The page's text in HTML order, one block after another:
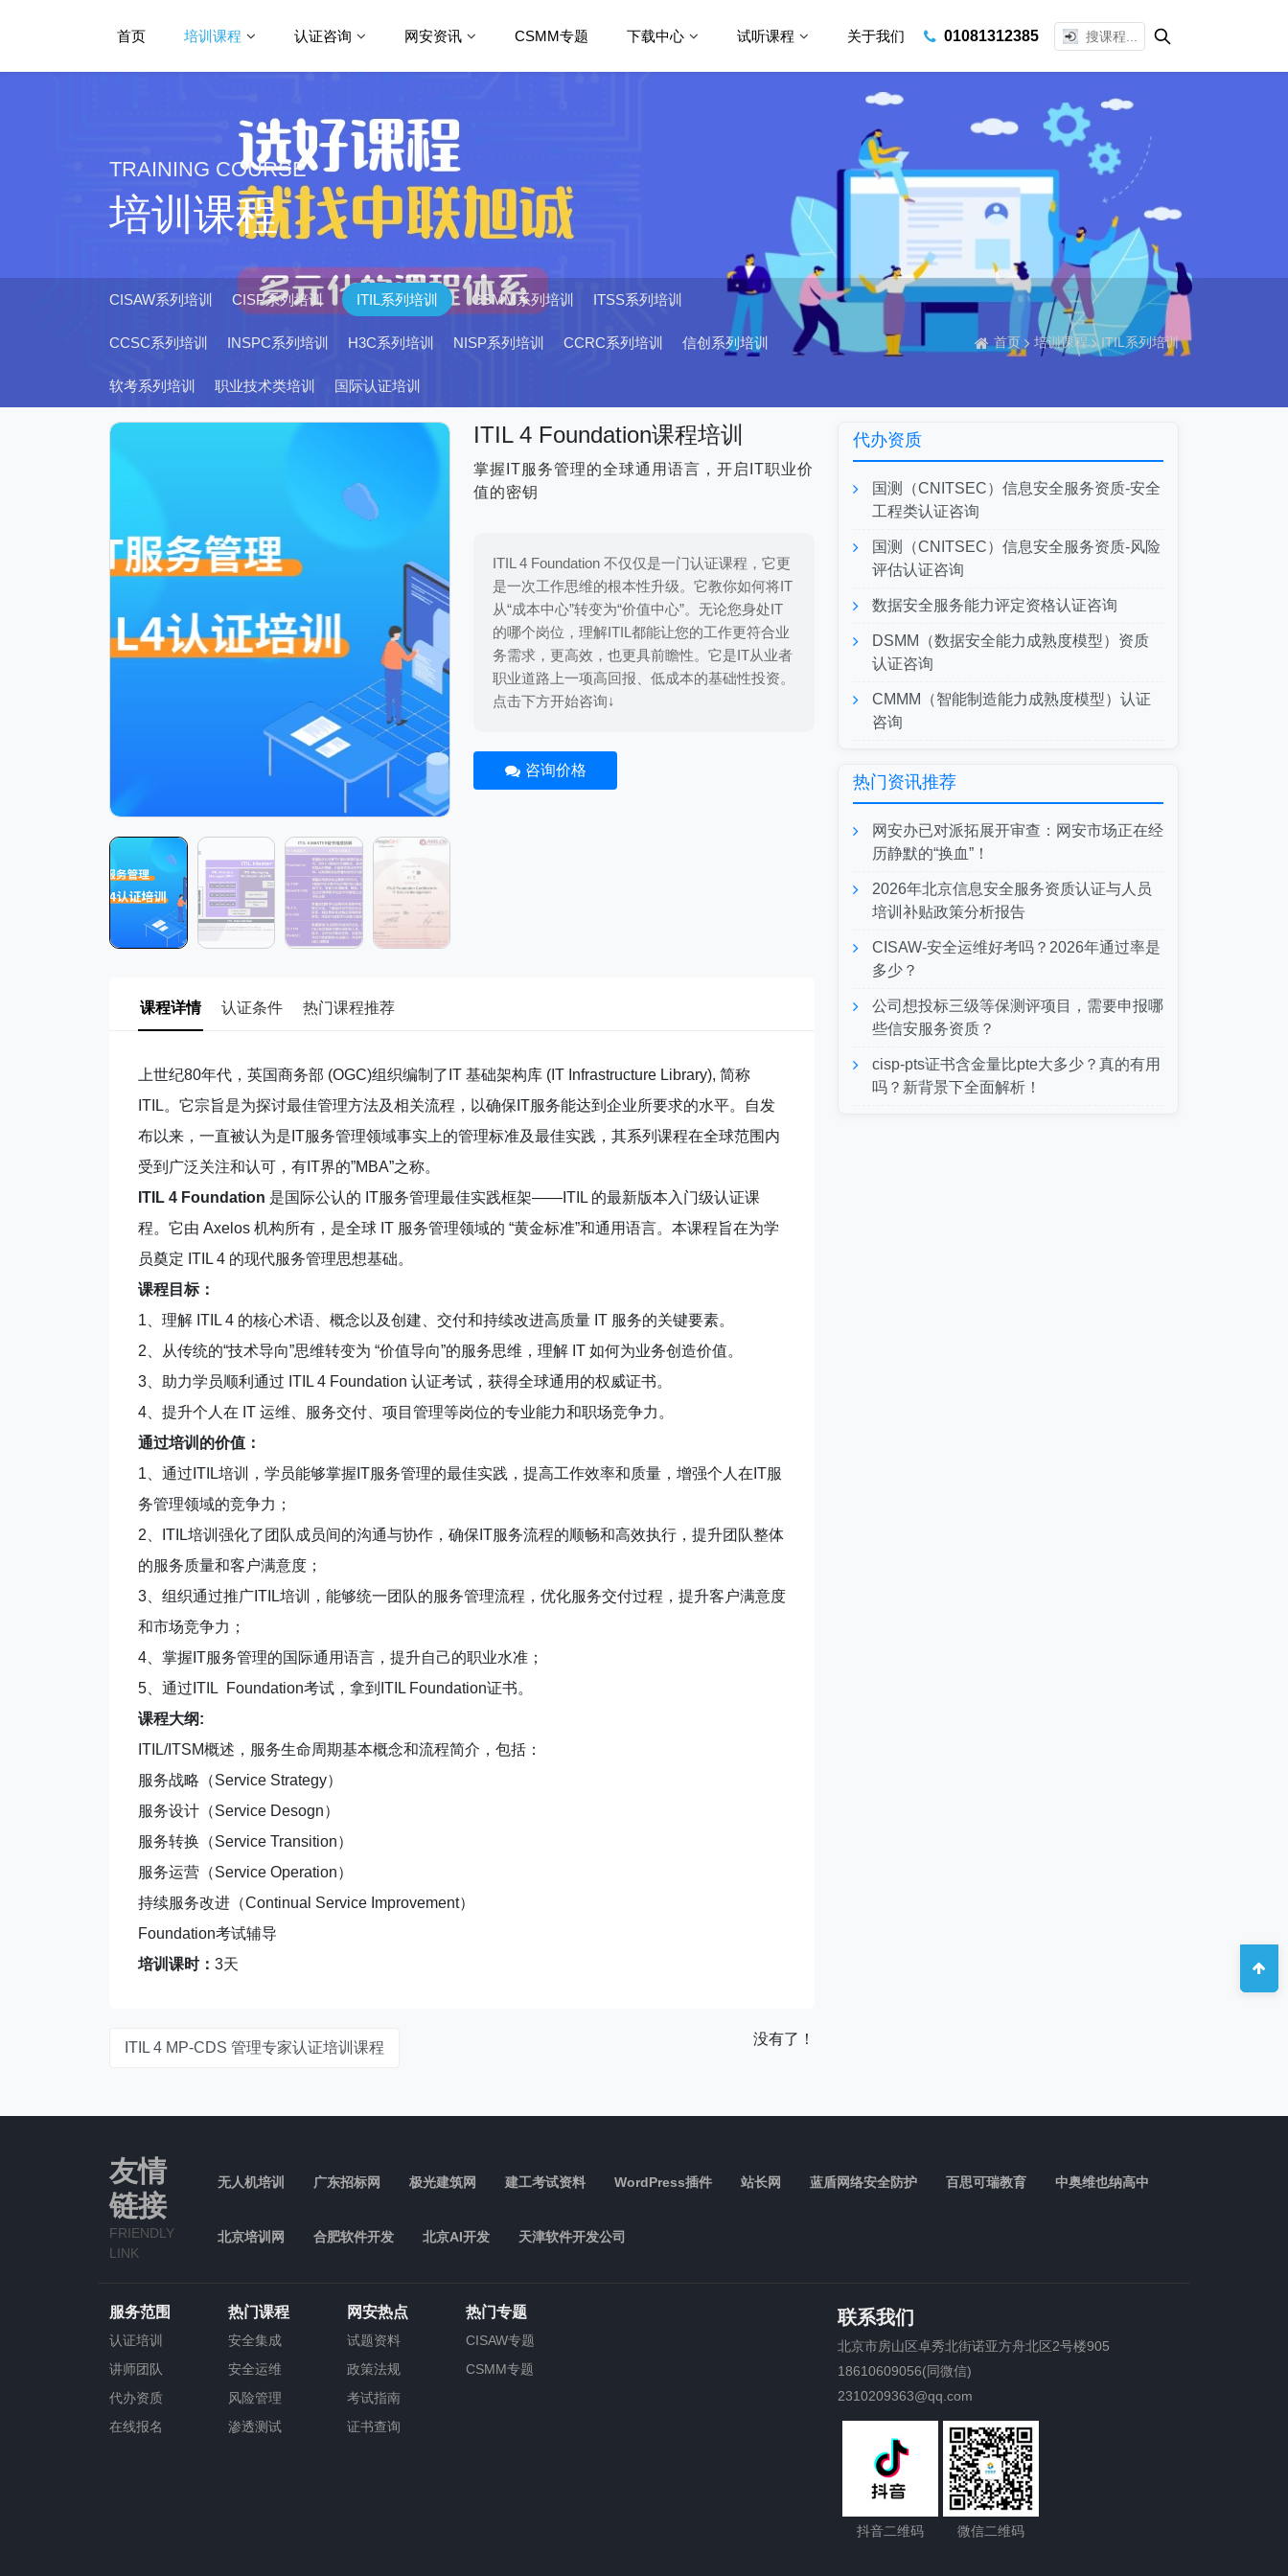
首页 培训课程 认证咨询 网安资讯 CSMM专题 下载中心 试听课程 关于我们 01081312385
TRAINING COURSE
培训课程
CISAW系列培训 CISP系列培训 ITIL系列培训 CSMM系列培训 ITSS系列培训
CCSC系列培训 INSPC系列培训 H3C系列培训 NISP系列培训 CCRC系列培训 信创系列培训
软考系列培训 职业技术类培训 国际认证培训
首页 培训课程 ITIL系列培训
ITIL 4 Foundation课程培训
掌握IT服务管理的全球通用语言，开启IT职业价
值的密钥
ITIL 4 Foundation 不仅仅是一门认证课程，它更
是一次工作思维的根本性升级。它教你如何将IT
从“成本中心”转变为“价值中心”。无论您身处IT
的哪个岗位，理解ITIL都能让您的工作更符合业
务需求，更高效，也更具前瞻性。它是IT从业者
职业道路上一项高回报、低成本的基础性投资。
点击下方开始咨询↓
咨询价格
课程详情 认证条件 热门课程推荐
上世纪80年代，英国商务部 (OGC)组织编制了IT 基础架构库 (IT Infrastructure Library), 简称
ITIL。它宗旨是为探讨最佳管理方法及相关流程，以确保IT服务能达到企业所要求的水平。自发
布以来，一直被认为是IT服务管理领域事实上的管理标准及最佳实践，其系列课程在全球范围内
受到广泛关注和认可，有IT界的”MBA”之称。
ITIL 4 Foundation 是国际公认的 IT服务管理最佳实践框架——ITIL 的最新版本入门级认证课
程。它由 Axelos 机构所有，是全球 IT 服务管理领域的 “黄金标准”和通用语言。本课程旨在为学
员奠定 ITIL 4 的现代服务管理思想基础。
课程目标：
1、理解 ITIL 4 的核心术语、概念以及创建、交付和持续改进高质量 IT 服务的关键要素。
2、从传统的“技术导向”思维转变为 “价值导向”的服务思维，理解 IT 如何为业务创造价值。
3、助力学员顺利通过 ITIL 4 Foundation 认证考试，获得全球通用的权威证书。
4、提升个人在 IT 运维、服务交付、项目管理等岗位的专业能力和职场竞争力。
通过培训的价值：
1、通过ITIL培训，学员能够掌握IT服务管理的最佳实践，提高工作效率和质量，增强个人在IT服
务管理领域的竞争力；
2、ITIL培训强化了团队成员间的沟通与协作，确保IT服务流程的顺畅和高效执行，提升团队整体
的服务质量和客户满意度；
3、组织通过推广ITIL培训，能够统一团队的服务管理流程，优化服务交付过程，提升客户满意度
和市场竞争力；
4、掌握IT服务管理的国际通用语言，提升自己的职业水准；
5、通过ITIL Foundation考试，拿到ITIL Foundation证书。
课程大纲:
ITIL/ITSM概述，服务生命周期基本概念和流程简介，包括：
服务战略（Service Strategy）
服务设计（Service Desogn）
服务转换（Service Transition）
服务运营（Service Operation）
持续服务改进（Continual Service Improvement）
Foundation考试辅导
培训课时： 3天
ITIL 4 MP-CDS 管理专家认证培训课程
没有了！
代办资质
国测（CNITSEC）信息安全服务资质-安全
工程类认证咨询
国测（CNITSEC）信息安全服务资质-风险
评估认证咨询
数据安全服务能力评定资格认证咨询
DSMM（数据安全能力成熟度模型）资质
认证咨询
CMMM（智能制造能力成熟度模型）认证
咨询
热门资讯推荐
网安办已对派拓展开审查：网安市场正在经
历静默的“换血”！
2026年北京信息安全服务资质认证与人员
培训补贴政策分析报告
CISAW-安全运维好考吗？2026年通过率是
多少？
公司想投标三级等保测评项目，需要申报哪
些信安服务资质？
cisp-pts证书含金量比pte大多少？真的有用
吗？新背景下全面解析！
友情
链接
FRIENDLY
LINK
无人机培训 广东招标网 极光建筑网 建工考试资料 WordPress插件 站长网 蓝盾网络安全防护 百思可瑞教育 中奥维也纳高中
北京培训网 合肥软件开发 北京AI开发 天津软件开发公司
服务范围
认证培训
讲师团队
代办资质
在线报名
热门课程
安全集成
安全运维
风险管理
渗透测试
网安热点
试题资料
政策法规
考试指南
证书查询
热门专题
CISAW专题
CSMM专题
联系我们
北京市房山区卓秀北街诺亚方舟北区2号楼905
18610609056(同微信)
2310209363@qq.com
抖音二维码 微信二维码